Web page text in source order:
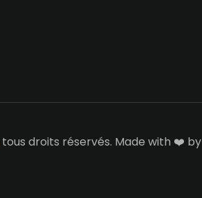
tous droits réservés. Made with ❤️ by